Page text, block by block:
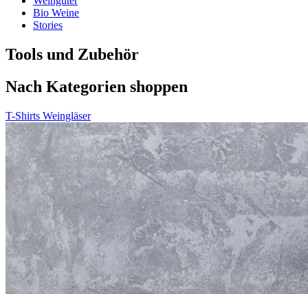
Bio Weine
Stories
Tools und Zubehör
Nach Kategorien shoppen
T-Shirts Weingläser